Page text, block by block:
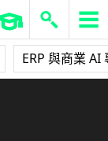
ERP 與商業 AI